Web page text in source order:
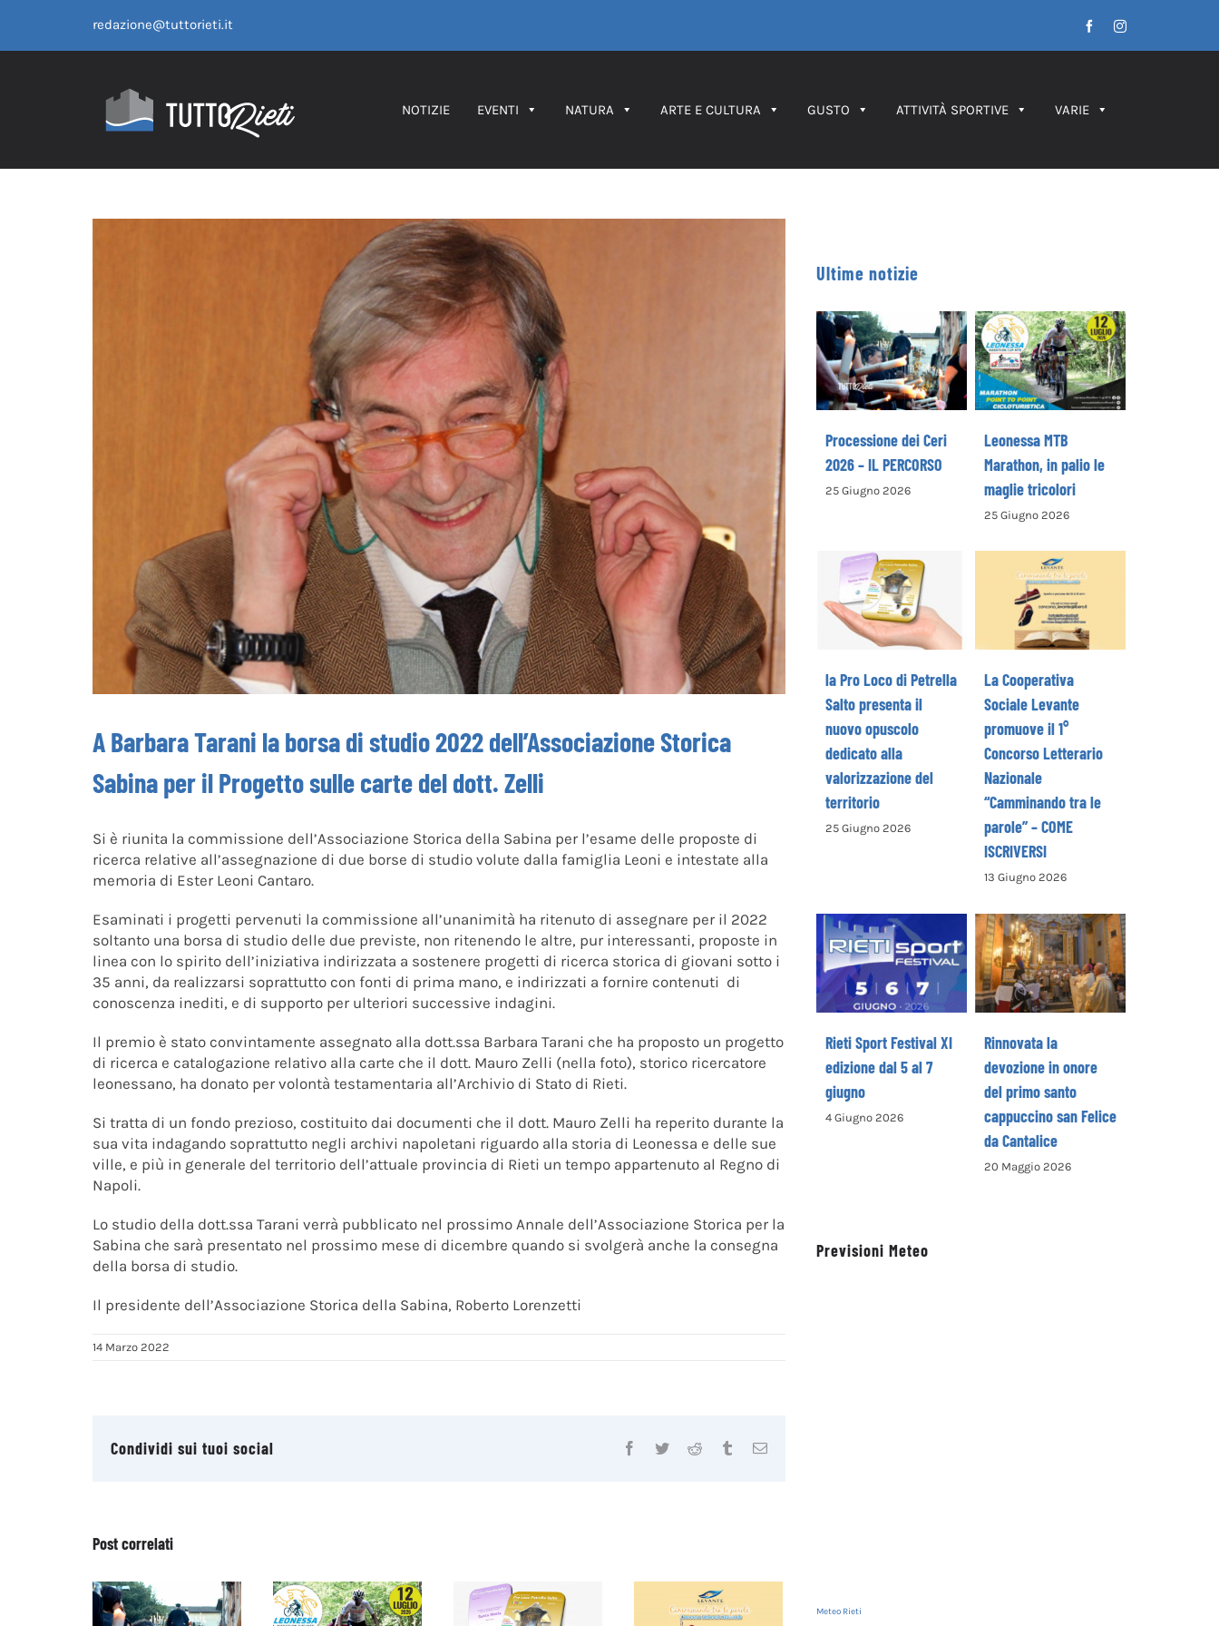
contenuto
redazione@tuttorieti.it FacebookInstagram
NOTIZIE EVENTI NATURA ARTE E CULTURA GUSTO ATTIVITÀ SPORTIVE VARIE
A Barbara Tarani la borsa di studio 2022 dell’Associazione Storica
Sabina per il Progetto sulle carte del dott. Zelli
Si è riunita la commissione dell’Associazione Storica della Sabina per l’esame delle proposte di
ricerca relative all’assegnazione di due borse di studio volute dalla famiglia Leoni e intestate alla
memoria di Ester Leoni Cantaro.
Esaminati i progetti pervenuti la commissione all’unanimità ha ritenuto di assegnare per il 2022
soltanto una borsa di studio delle due previste, non ritenendo le altre, pur interessanti, proposte in
linea con lo spirito dell’iniziativa indirizzata a sostenere progetti di ricerca storica di giovani sotto i
35 anni, da realizzarsi soprattutto con fonti di prima mano, e indirizzati a fornire contenuti di
conoscenza inediti, e di supporto per ulteriori successive indagini.
Il premio è stato convintamente assegnato alla dott.ssa Barbara Tarani che ha proposto un progetto
di ricerca e catalogazione relativo alla carte che il dott. Mauro Zelli (nella foto), storico ricercatore
leonessano, ha donato per volontà testamentaria all’Archivio di Stato di Rieti.
Si tratta di un fondo prezioso, costituito dai documenti che il dott. Mauro Zelli ha reperito durante la
sua vita indagando soprattutto negli archivi napoletani riguardo alla storia di Leonessa e delle sue
ville, e più in generale del territorio dell’attuale provincia di Rieti un tempo appartenuto al Regno di
Napoli.
Lo studio della dott.ssa Tarani verrà pubblicato nel prossimo Annale dell’Associazione Storica per la
Sabina che sarà presentato nel prossimo mese di dicembre quando si svolgerà anche la consegna
della borsa di studio.
Il presidente dell’Associazione Storica della Sabina, Roberto Lorenzetti
14 Marzo 2022
Condividi sui tuoi social Facebook
TwitterReddit TumblrEmail
Post correlati
Ultime notizie
Processione dei
Ceri 2026 – IL
PERCORSO
Processione dei Ceri
2026 – IL PERCORSO
25 Giugno 2026
Leonessa MTB
Marathon, in
palio le maglie
tricolori
Leonessa MTB
Marathon, in palio le
maglie tricolori
25 Giugno 2026
Petrella Salto
presenta il
nuovo opuscolo
dedicato alla
valorizzazione
del territorio
la Pro Loco di Petrella
Salto presenta il
nuovo opuscolo
dedicato alla
valorizzazione del
territorio
25 Giugno 2026
La Cooperativa
Sociale Levante
promuove il 1°
Concorso
Letterario
Nazionale
“Camminando tra
le parole” –
COME ISCRIVERSI
La Cooperativa
Sociale Levante
promuove il 1°
Concorso Letterario
Nazionale
“Camminando tra le
parole” – COME
ISCRIVERSI
13 Giugno 2026
Rieti Sport
Festival XI
edizione dal 5 al
7 giugno
Rieti Sport Festival XI
edizione dal 5 al 7
giugno
4 Giugno 2026
devozione in
onore del primo
santo
cappuccino san
Felice da
Cantalice
Rinnovata la
devozione in onore
del primo santo
cappuccino san Felice
da Cantalice
20 Maggio 2026
Previsioni Meteo
Meteo Rieti